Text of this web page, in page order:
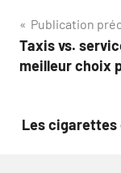
de
Publication
Taxis vs.
meilleur choix
Les cigarettes